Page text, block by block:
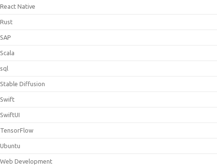
React Native
Rust
SAP
Scala
sql
Stable Diffusion
Swift
SwiftUI
TensorFlow
Ubuntu
Web Development